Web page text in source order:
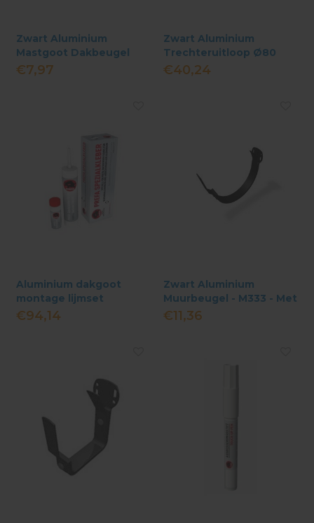
Zwart Aluminium
Mastgoot Dakbeugel
M333 - 90° Met Lip
€7,97
Zwart Aluminium
Trechteruitloop Ø80
mm bakgoot
€40,24
Aluminium dakgoot
montage lijmset
€94,14
Zwart Aluminium
Muurbeugel - M333 - Met
Lip
€11,36